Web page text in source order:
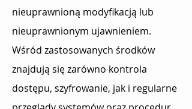
nieuprawnioną modyfikacją lub
nieuprawnionym ujawnieniem.
Wśród zastosowanych środków
znajdują się zarówno kontrola
dostępu, szyfrowanie, jak i regularne